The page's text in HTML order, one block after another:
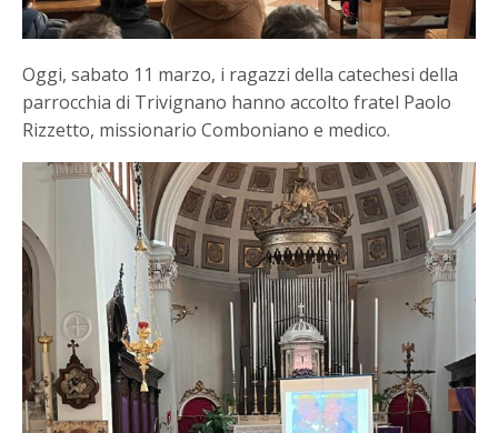
Oggi, sabato 11 marzo, i ragazzi della catechesi della
parrocchia di Trivignano hanno accolto fratel Paolo
Rizzetto, missionario Comboniano e medico.